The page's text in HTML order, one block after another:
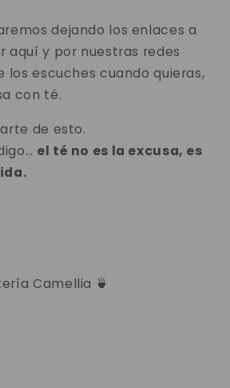
dejando los enlaces a
aquí y por nuestras redes
los escuches cuando quieras,
con té.
de esto.
el té no es la excusa, es
Camellia 🍵